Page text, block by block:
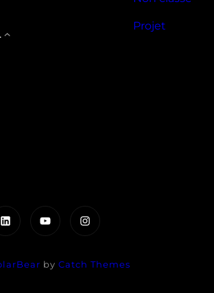
Projet
LinkedInYouTubeInstagram
byCatch Themes